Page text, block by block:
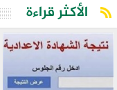
الأكثر قراءة